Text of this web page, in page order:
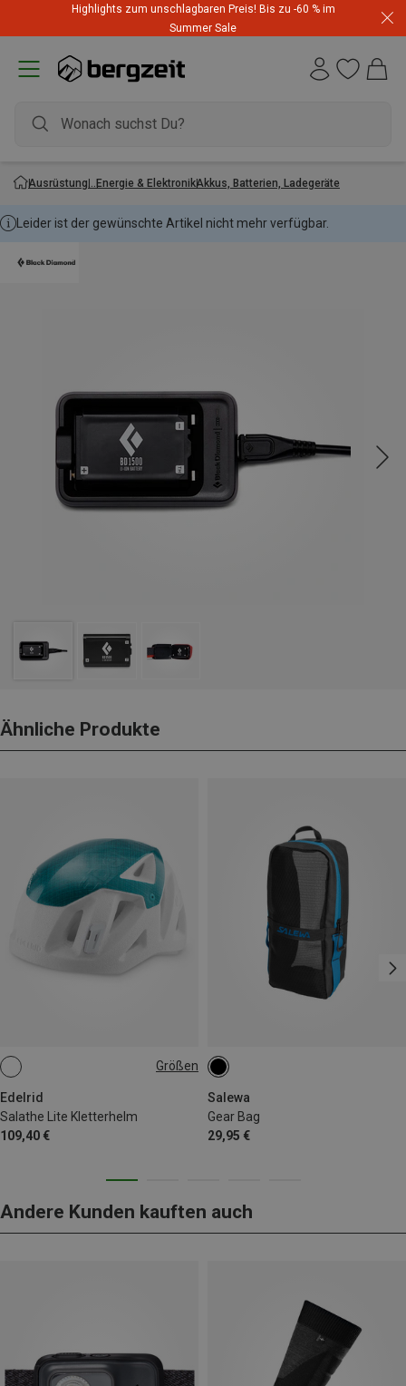
Highlights zum unschlagbaren Preis! Bis zu -60 % im
Summer Sale
Ausrüstung Energie & ElektronikAkkus, Batterien, Ladegeräte
Leider ist der gewünschte Artikel nicht mehr verfügbar.
Ähnliche Produkte
Größen
Edelrid
Salathe Lite Kletterhelm
109,40 €
50-58CM
Salewa
Gear Bag
29,95 €
Andere Kunden kauften auch